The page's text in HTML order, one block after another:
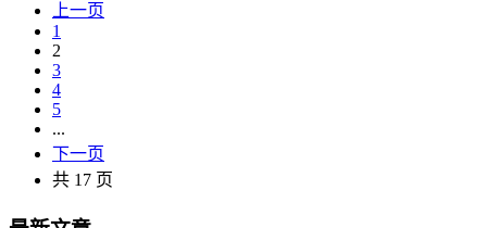
上一页
1
2
3
4
5
...
下一页
共 17 页